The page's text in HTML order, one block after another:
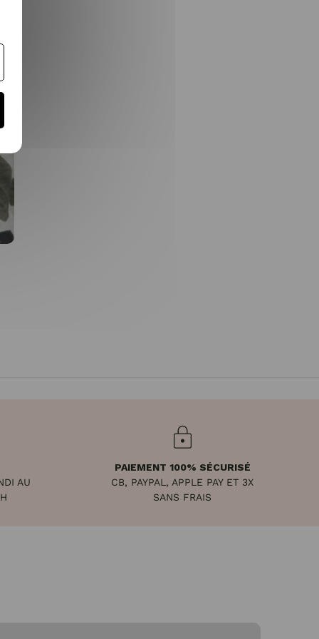
AU
PAIEMENT 100% SÉCURISÉ
CB, PAYPAL, APPLE PAY ET 3X
SANS FRAIS